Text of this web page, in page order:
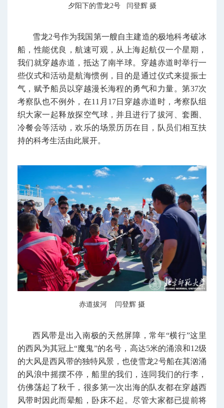
夕阳下的雪龙2号 闫登辉 摄
雪龙2号作为我国第一艘自主建造的极地科考破冰
船，性能优良，航速可观，从上海起航仅一个星期，
我们就穿越赤道，抵达了南半球。穿越赤道时举行一
些仪式和活动是航海惯例，目的是通过仪式来提振士
气，赋予船员以穿越漫长海程的勇气和力量。第37次
考察队也不例外，在11月17日穿越赤道时，考察队组
织大家一起释放探空气球，并且进行了拔河、套圈、
冷餐会等活动，欢乐的场景历历在目，队员们相互扶
持的科考生活由此展开。
赤道拔河 闫登辉 摄
西风带是出入南极的天然屏障，常年“横行”这里
的西风为其冠上“魔鬼”的名号，高达5米的涌浪和12级
的大风是西风带的独特风景，也使雪龙2号船在其汹涌
的风浪中摇摆不停，船里的我们，连同我们的行李，
仿佛荡起了秋千，很多第一次出海的队友都在穿越西
风带时因此而晕船，卧床不起。尽管大家都已提前将